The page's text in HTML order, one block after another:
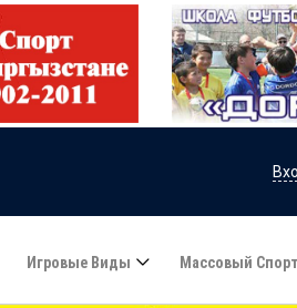
Игровые Виды Массовый Спорт